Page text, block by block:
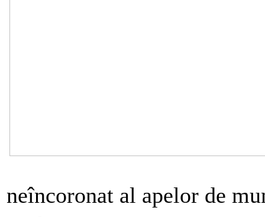
neîncoronat al apelor de